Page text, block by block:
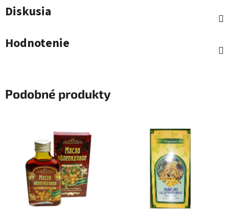
Diskusia
Hodnotenie
Podobné produkty